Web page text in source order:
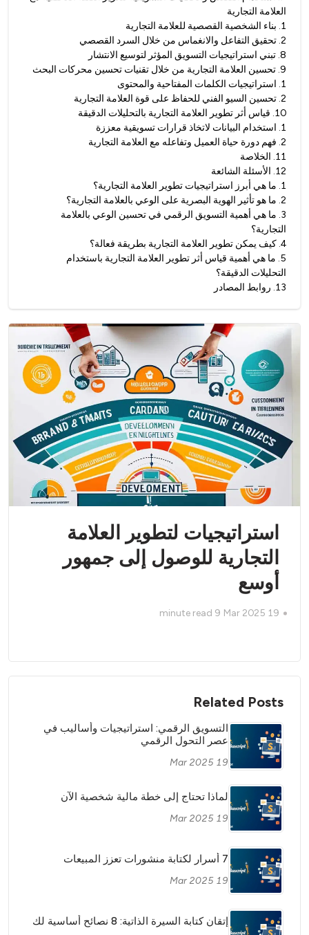
العلامة التجارية
1
. بناء الشخصية القصصية للعلامة التجارية
2
. تحقيق التفاعل والانغماس من خلال السرد القصصي
8
. تبني استراتيجيات التسويق المؤثر لتوسيع الانتشار
9
. تحسين العلامة التجارية من خلال تقنيات تحسين محركات البحث
1
. استراتيجيات الكلمات المفتاحية والمحتوى
2
. تحسين السيو الفني للحفاظ على قوة العلامة التجارية
10
. قياس أثر تطوير العلامة التجارية بالتحليلات الدقيقة
1
. استخدام البيانات لاتخاذ قرارات تسويقية معززة
2
. فهم دورة حياة العميل وتفاعله مع العلامة التجارية
11
. الخلاصة
12
. الأسئلة الشائعة
1
. ما هي أبرز استراتيجيات تطوير العلامة التجارية؟
2
. ما هو تأثير الهوية البصرية على الوعي بالعلامة التجارية؟
3
. ما هي أهمية التسويق الرقمي في تحسين الوعي بالعلامة
التجارية؟
4
. كيف يمكن تطوير العلامة التجارية بطريقة فعالة؟
5
. ما هي أهمية قياس أثر تطوير العلامة التجارية باستخدام
التحليلات الدقيقة؟
13
. روابط المصادر
استراتيجيات لتطوير العلامة
التجارية للوصول إلى جمهور
أوسع
19 Mar 2025
9
minute read
Related Posts
التسويق الرقمي: استراتيجيات وأساليب في
عصر التحول الرقمي
19 Mar 2025
لماذا تحتاج إلى خطة مالية شخصية الآن
19 Mar 2025
7 أسرار لكتابة منشورات تعزز المبيعات
19 Mar 2025
إتقان كتابة السيرة الذاتية: 8 نصائح أساسية لك